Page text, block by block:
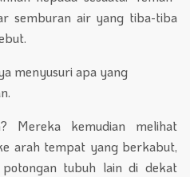
semburan air yang tiba-tiba
menyusuri apa yang
Mereka kemudian melihat
arah tempat yang berkabut,
tubuh lain di dekat